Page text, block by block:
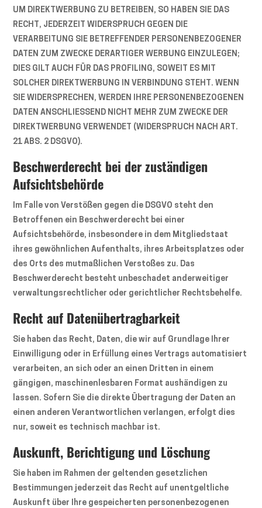
UM DIREKTWERBUNG ZU BETREIBEN, SO HABEN SIE DAS
RECHT, JEDERZEIT WIDERSPRUCH GEGEN DIE
VERARBEITUNG SIE BETREFFENDER PERSONENBEZOGENER
DATEN ZUM ZWECKE DERARTIGER WERBUNG EINZULEGEN;
DIES GILT AUCH FÜR DAS PROFILING, SOWEIT ES MIT
SOLCHER DIREKTWERBUNG IN VERBINDUNG STEHT. WENN
SIE WIDERSPRECHEN, WERDEN IHRE PERSONENBEZOGENEN
DATEN ANSCHLIESSEND NICHT MEHR ZUM ZWECKE DER
DIREKTWERBUNG VERWENDET (WIDERSPRUCH NACH ART.
21 ABS. 2 DSGVO).
Beschwerde­recht bei der zuständigen
Aufsichts­behörde
Im Falle von Verstößen gegen die DSGVO steht den
Betroffenen ein Beschwerderecht bei einer
Aufsichtsbehörde, insbesondere in dem Mitgliedstaat
ihres gewöhnlichen Aufenthalts, ihres Arbeitsplatzes oder
des Orts des mutmaßlichen Verstoßes zu. Das
Beschwerderecht besteht unbeschadet anderweitiger
verwaltungsrechtlicher oder gerichtlicher Rechtsbehelfe.
Recht auf Daten­übertrag­barkeit
Sie haben das Recht, Daten, die wir auf Grundlage Ihrer
Einwilligung oder in Erfüllung eines Vertrags automatisiert
verarbeiten, an sich oder an einen Dritten in einem
gängigen, maschinenlesbaren Format aushändigen zu
lassen. Sofern Sie die direkte Übertragung der Daten an
einen anderen Verantwortlichen verlangen, erfolgt dies
nur, soweit es technisch machbar ist.
Auskunft, Berichtigung und Löschung
Sie haben im Rahmen der geltenden gesetzlichen
Bestimmungen jederzeit das Recht auf unentgeltliche
Auskunft über Ihre gespeicherten personenbezogenen